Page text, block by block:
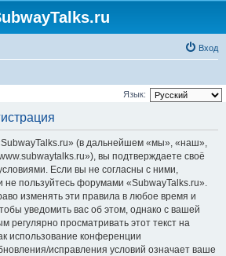
Вход
Язык:
(в дальнейшем «мы», «наш»,
вы подтверждаете своё
Если вы не согласны с ними,
не пользуйтесь форумами «SubwayTalks.ru».
изменять эти правила в любое время и
уведомить вас об этом, однако с вашей
просматривать этот текст на
использование конференции
исправления условий означает ваше